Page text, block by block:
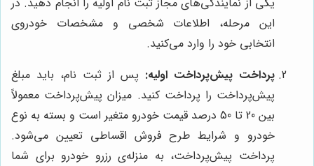
این مرحله، اطلاعات شخصی و مشخصات خودروی
انتخابی خود را وارد می‌کنید.
پرداخت پیش‌پرداخت اولیه: پس از ثبت نام، باید مبلغ
پیش‌پرداخت را پرداخت کنید. میزان پیش‌پرداخت معمولاً
بین 20 تا 50 درصد قیمت خودرو متغیر است و بسته به نوع
خودرو و شرایط طرح فروش اقساطی تعیین می‌شود.
پرداخت پیش‌پرداخت، به منزله‌ی رزرو خودرو برای شما